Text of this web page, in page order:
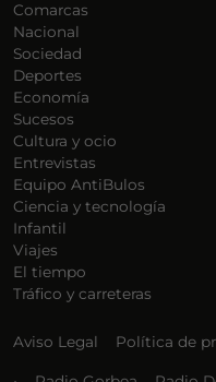
Comarcas
Nacional
Sociedad
Deportes
Economía
Sucesos
Cultura y ocio
Entrevistas
Equipo AntiBulos
Ciencia y tecnología
Infantil
Viajes
El tiempo
Tráfico y carreteras
Aviso Legal Política de